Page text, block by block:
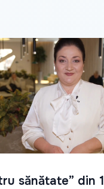
sănătate” din 1